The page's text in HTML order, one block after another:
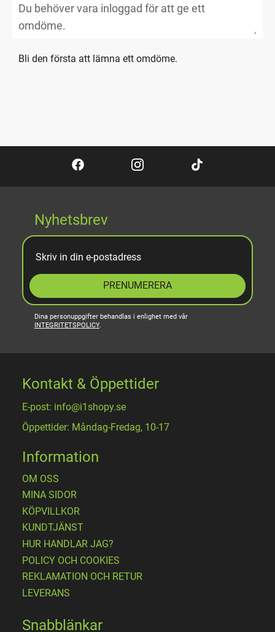
Bli den första att lämna ett omdöme.
Nyhetsbrev
PRENUMERERA
Dina personuppgifter behandlas i enlighet med vår
INTEGRITETSPOLICY.
Kontakt & Öppettider
E-post: info@i1shopy.se
Öppettider: Måndag-Fredag, 10-17
Information
OM OSS
MINA SIDOR
KÖPVILLKOR
KUNDTJÄNST
HUR HANDLAR JAG?
POLICY OCH COOKIES
REKLAMATION OCH RETUR
LEVERANS
Snabblänkar